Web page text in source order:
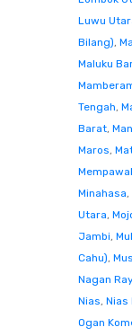
Luwu
Bilang),
Maluku
Tengah,
Barat,
Maros,
Minahasa,
Utara,
Jambi,
Cahu),
Nagan
Nias, Nias
Ogan